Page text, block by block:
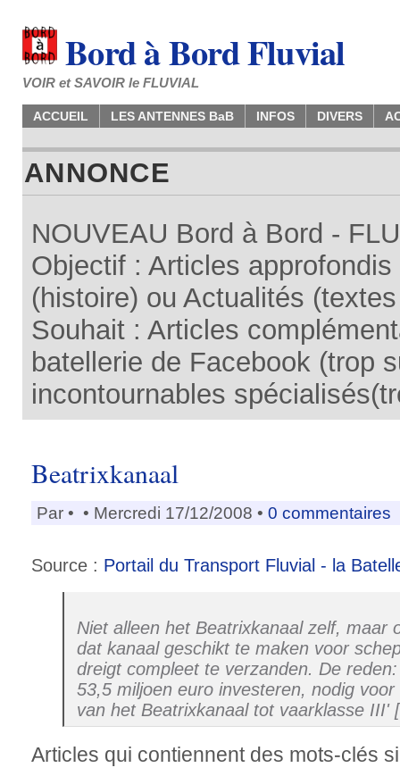
Bord à Bord Fluvial
VOIR et SAVOIR le FLUVIAL
ACCUEIL LES ANTENNES BaB INFOS DIVERS
ANNONCE
NOUVEAU Bord à Bord -
Objectif : Articles
(histoire) ou Actualités
Souhait : Articles
batellerie de Facebook (trop
incontournables
Beatrixkanaal
Par • • Mercredi 17/12/2008 • 0 commentaires
Source : Portail du Transport Fluvial - la
Niet alleen het Beatrixkanaal zelf, maar
dat kanaal geschikt te maken voor
dreigt compleet te verzanden. De
53,5 miljoen euro investeren, nodig
van het Beatrixkanaal tot vaarklasse III'
Articles qui contiennent des mots-clés